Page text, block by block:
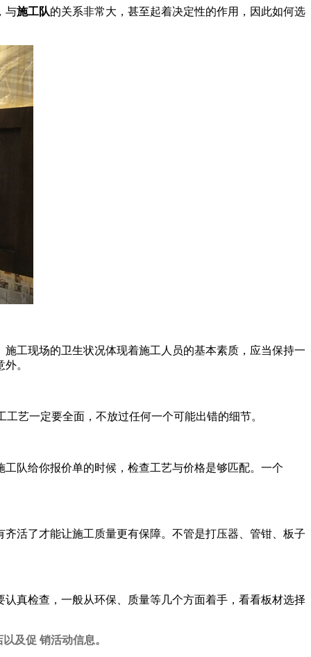
与施工队的关系非常大，甚至起着决定性的作用，因此如何选
工现场的卫生状况体现着施工人员的基本素质，应当保持一
。
艺一定要全面，不放过任何一个可能出错的细节。
队给你报价单的时候，检查工艺与价格是够匹配。一个
活了才能让施工质量更有保障。不管是打压器、管钳、板子
真检查，一般从环保、质量等几个方面着手，看看板材选择
及促 销活动信息。